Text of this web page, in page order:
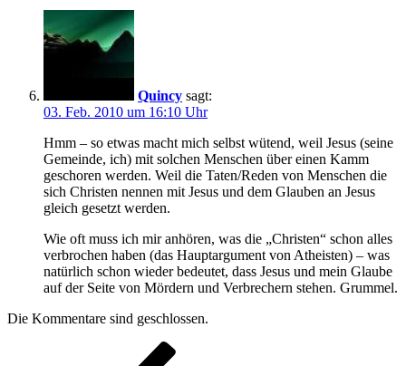
Quincy sagt:
03. Feb. 2010 um 16:10 Uhr
Hmm – so etwas macht mich selbst wütend, weil Jesus (seine
Gemeinde, ich) mit solchen Menschen über einen Kamm
geschoren werden. Weil die Taten/Reden von Menschen die
sich Christen nennen mit Jesus und dem Glauben an Jesus
gleich gesetzt werden.
Wie oft muss ich mir anhören, was die „Christen“ schon alles
verbrochen haben (das Hauptargument von Atheisten) – was
natürlich schon wieder bedeutet, dass Jesus und mein Glaube
auf der Seite von Mördern und Verbrechern stehen. Grummel.
Die Kommentare sind geschlossen.
Beitragsnavigation